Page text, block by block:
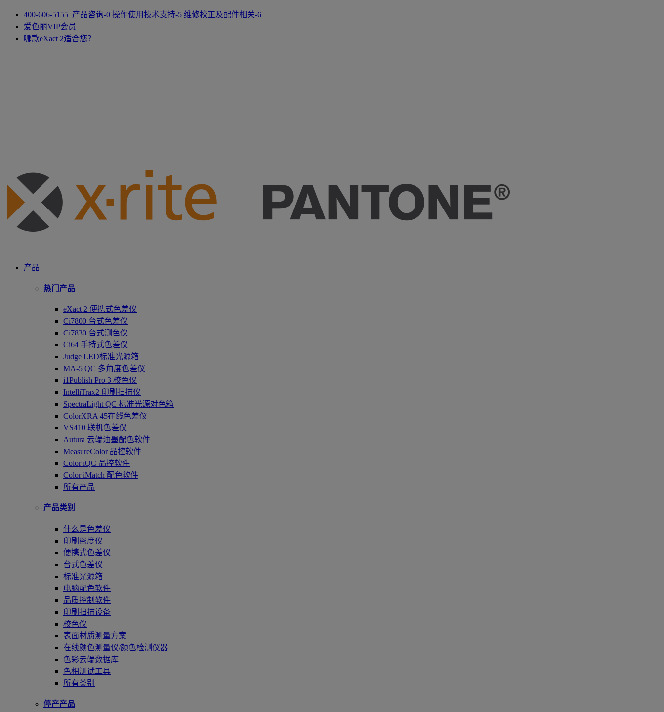
400-606-5155 产品咨询-0 操作使用技术支持-5 维修校正及配件相关-6
爱色丽VIP会员
哪款eXact 2适合您？
产品
热门产品
eXact 2 便携式色差仪
Ci7800 台式色差仪
Ci7830 台式测色仪
Ci64 手持式色差仪
Judge LED标准光源箱
MA-5 QC 多角度色差仪
i1Publish Pro 3 校色仪
IntelliTrax2 印刷扫描仪
SpectraLight QC 标准光源对色箱
ColorXRA 45在线色差仪
VS410 联机色差仪
Autura 云端油墨配色软件
MeasureColor 品控软件
Color iQC 品控软件
Color iMatch 配色软件
所有产品
产品类别
什么是色差仪
印刷密度仪
便携式色差仪
台式色差仪
标准光源箱
电脑配色软件
品质控制软件
印刷扫描设备
校色仪
表面材质测量方案
在线颜色测量仪/颜色检测仪器
色彩云端数据库
色相测试工具
所有类别
停产产品